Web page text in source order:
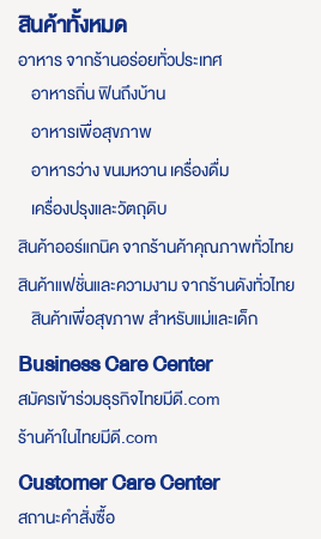
สินค้าทั้งหมด
อาหาร จากร้านอร่อยทั่วประเทศ
อาหารถิ่น ฟินถึงบ้าน
อาหารเพื่อสุขภาพ
อาหารว่าง ขนมหวาน เครื่องดื่ม
เครื่องปรุงและวัตถุดิบ
สินค้าออร์แกนิค จากร้านค้าคุณภาพทั่วไทย
สินค้าแฟชั่นและความงาม จากร้านดังทั่วไทย
สินค้าเพื่อสุขภาพ สำหรับแม่และเด็ก
Business Care Center
สมัครเข้าร่วมธุรกิจไทยมีดี.com
ร้านค้าในไทยมีดี.com
Customer Care Center
สถานะคำสั่งซื้อ